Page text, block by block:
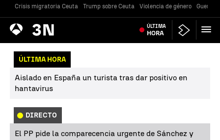
Crisis migratoria Ceuta Trump sobre Ceuta Violencia de género Guerra
Antena
3 Noticias ÚLTIMA
HORA
ÚLTIMA HORA
Aislado en España un turista tras dar positivo en
hantavirus
DIRECTO
El PP pide la comparecencia urgente de Sánchez y